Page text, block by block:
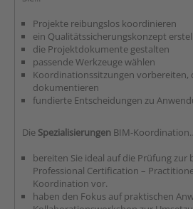
Projekte reibungslos koordinieren
ein Qualitätssicherungskonzept
die Projektdokumente gestalten
passende Werkzeuge wählen
Koordinationssitzungen vorbereiten,
dokumentieren
fundierte Entscheidungen zu
Die Spezialisierungen BIM-
bereiten Sie ideal auf die Prüfung zur
Professional Certification –
Koordination vor.
haben den Fokus auf praktischen